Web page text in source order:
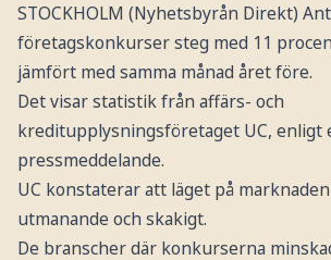
STOCKHOLM (Nyhetsbyrån Direkt)
företagskonkurser steg med 11
jämfört med samma månad året före.
Det visar statistik från affärs- och
kreditupplysningsföretaget UC, enligt
pressmeddelande.
UC konstaterar att läget på
utmanande och skakigt.
De branscher där konkurserna